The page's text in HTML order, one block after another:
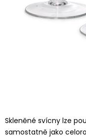
Skleněné svícny lze
samostatně jako